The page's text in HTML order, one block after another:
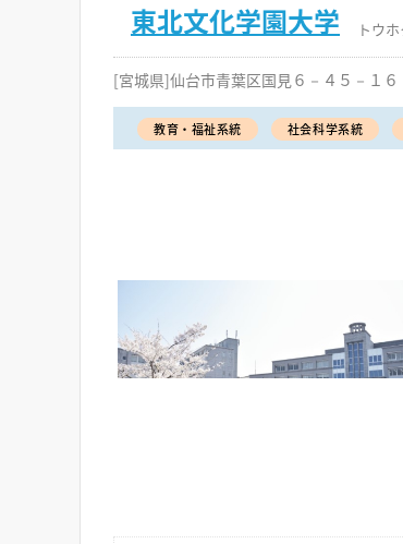
東北文化学園大学 トウ
[宮城県]仙台市青葉区国見６－４５－１６
教育・福祉系統 社会科学系統